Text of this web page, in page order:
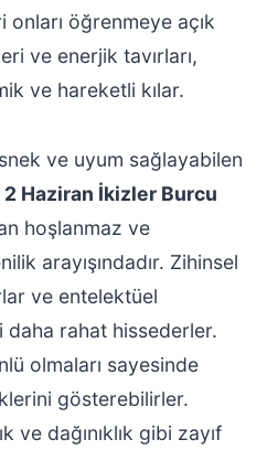
öğrenmeye açık
ve enerjik tavırları,
ve hareketli kılar.
ve uyum sağlayabilen
2 Haziran İkizler Burcu
hoşlanmaz ve
arayışındadır. Zihinsel
ve entelektüel
rahat hissederler.
olmaları sayesinde
gösterebilirler.
ve dağınıklık gibi zayıf